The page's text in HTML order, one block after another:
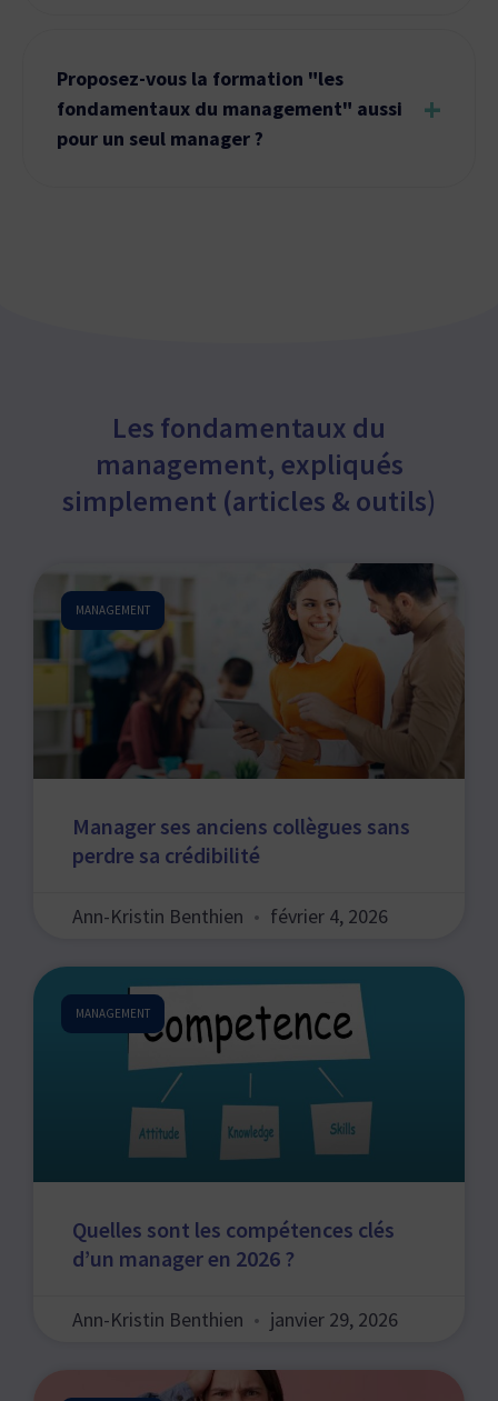
Proposez-vous la formation "les
fondamentaux du management" aussi
pour un seul manager ?
+
Les fondamentaux du
management, expliqués
simplement (articles & outils)
MANAGEMENT
Manager ses anciens collègues sans
perdre sa crédibilité
Ann-Kristin Benthien février 4, 2026
MANAGEMENT
Quelles sont les compétences clés
d’un manager en 2026 ?
Ann-Kristin Benthien janvier 29, 2026